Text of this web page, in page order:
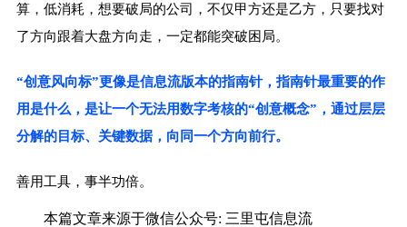
算，低消耗，想要破局的公司，不仅甲方还是乙方，只要找对
了方向跟着大盘方向走，一定都能突破困局。
“创意风向标”更像是信息流版本的指南针，指南针最重要的作
用是什么，是让一个无法用数字考核的“创意概念”，通过层层
分解的目标、关键数据，向同一个方向前行。
善用工具，事半功倍。
本篇文章来源于微信公众号: 三里屯信息流